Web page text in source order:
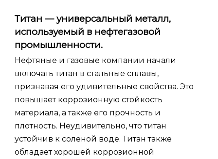
Титан — универсальный металл,
используемый в нефтегазовой
промышленности.
Нефтяные и газовые компании начали
включать титан в стальные сплавы,
признавая его удивительные свойства. Это
повышает коррозионную стойкость
материала, а также его прочность и
плотность. Неудивительно, что титан
устойчив к соленой воде. Титан также
обладает хорошей коррозионной